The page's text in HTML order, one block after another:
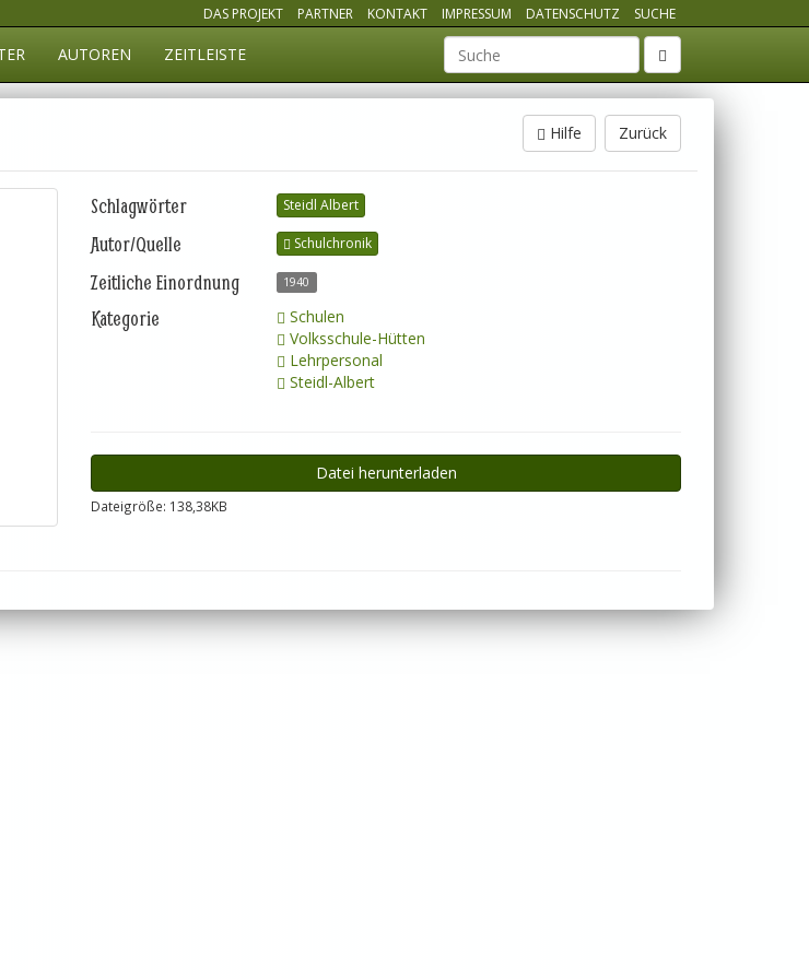
DAS PROJEKT PARTNER KONTAKT IMPRESSUM DATENSCHUTZ SUCHE
AUTOREN ZEITLEISTE Suchbegriff
Zurück
Hilfe
Schlagwörter Steidl Albert
Autor/Quelle Schulchronik
Zeitliche Einordnung 1940
Kategorie
Schulen
Volksschule-Hütten
Lehrpersonal
Steidl-Albert
Datei herunterladen
Dateigröße: 138,38KB